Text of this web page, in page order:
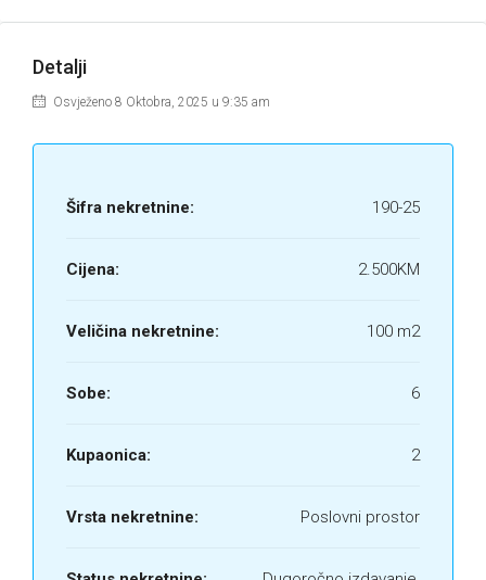
Detalji
Osvježeno 8 Oktobra, 2025 u 9:35 am
Šifra nekretnine: 190-25
Cijena: 2.500KM
Veličina nekretnine: 100 m2
Sobe: 6
Kupaonica: 2
Vrsta nekretnine: Poslovni prostor